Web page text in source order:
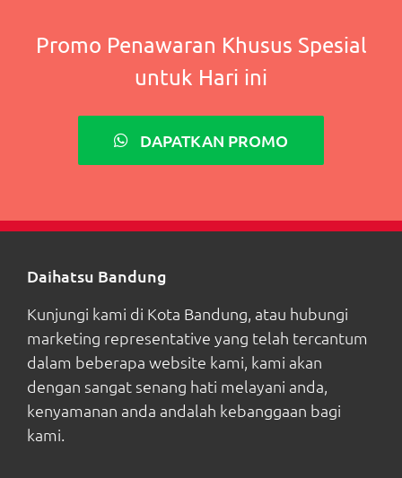
Promo Penawaran Khusus Spesial
untuk Hari ini
DAPATKAN PROMO
Daihatsu Bandung
Kunjungi kami di Kota Bandung, atau hubungi
marketing representative yang telah tercantum
dalam beberapa website kami, kami akan
dengan sangat senang hati melayani anda,
kenyamanan anda andalah kebanggaan bagi
kami.